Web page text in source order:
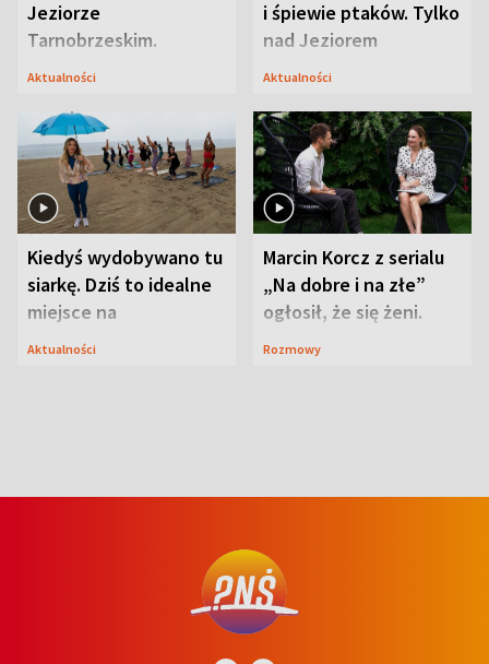
Jeziorze
Tarnobrzeskim.
Przyrodnicy zwracają
Aktualności
i śpiewie ptaków. Tylko
nad Jeziorem
Tarnobrzeskim
Aktualności
Kiedyś wydobywano tu
siarkę. Dziś to idealne
miejsce na
wypoczynek
Aktualności
Marcin Korcz z serialu
„Na dobre i na złe”
ogłosił, że się żeni.
Zdradził, co zmienił
Rozmowy